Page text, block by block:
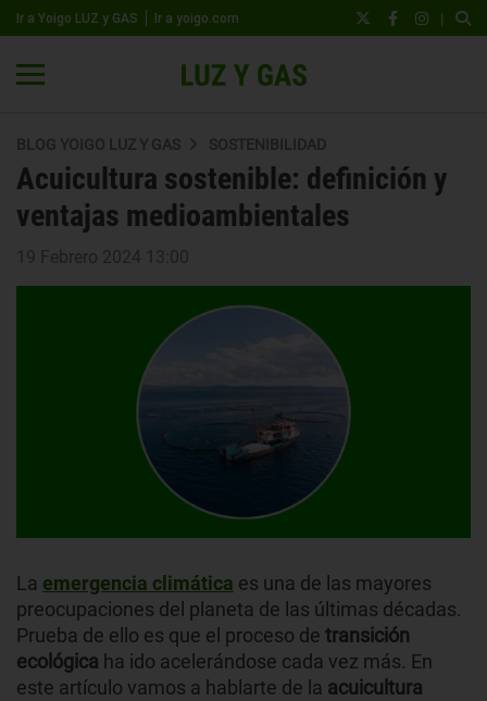
Ir a Yoigo LUZ y GAS Ir a yoigo.com |
BLOG YOIGO LUZ Y GAS SOSTENIBILIDAD
Acuicultura sostenible: definición y
ventajas medioambientales
19 Febrero 2024 13:00
La emergencia climática es una de las mayores
preocupaciones del planeta de las últimas décadas.
Prueba de ello es que el proceso de transición
ecológica ha ido acelerándose cada vez más. En
este artículo vamos a hablarte de la acuicultura